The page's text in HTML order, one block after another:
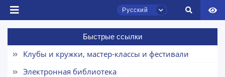
Русский
Быстрые ссылки
Клубы и кружки, мастер-классы и фестивали
Электронная библиотека